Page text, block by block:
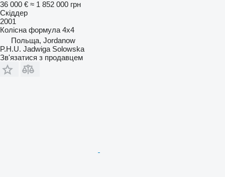
36 000 € ≈ 1 852 000 грн
Скіддер
2001
Колісна формула 4x4
Польща, Jordanow
P.H.U. Jadwiga Solowska
Зв'язатися з продавцем